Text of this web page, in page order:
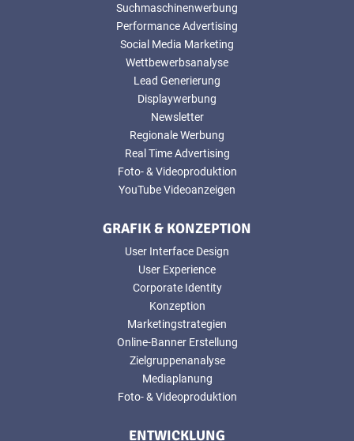
Suchmaschinenwerbung
Performance Advertising
Social Media Marketing
Wettbewerbsanalyse
Lead Generierung
Displaywerbung
Newsletter
Regionale Werbung
Real Time Advertising
Foto- & Videoproduktion
YouTube Videoanzeigen
GRAFIK & KONZEPTION
User Interface Design
User Experience
Corporate Identity
Konzeption
Marketingstrategien
Online-Banner Erstellung
Zielgruppenanalyse
Mediaplanung
Foto- & Videoproduktion
ENTWICKLUNG